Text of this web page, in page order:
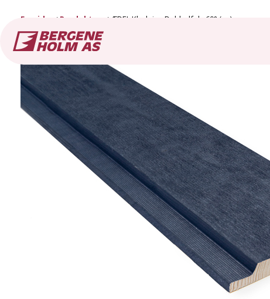
Forside Produkter ÆDEL Kledning Dobbelfals 60° (ny)